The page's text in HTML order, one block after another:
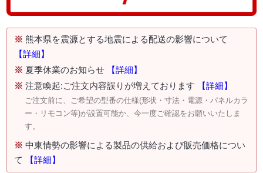
※ 熊本県を震源とする地震による配送の影響について
【詳細】
※ 夏季休業のお知らせ
【詳細】
※ 注意喚起:ご注文内容誤りが増えております 【詳細】
ご注文前に、ご希望の型番の仕様(形状・寸法・電源・パネルカラ
ー・リモコン等)が設置可能か、今一度ご確認をお願いいたしま
す。
※ 中東情勢の影響による製品の供給および販売価格につい
て
【詳細】